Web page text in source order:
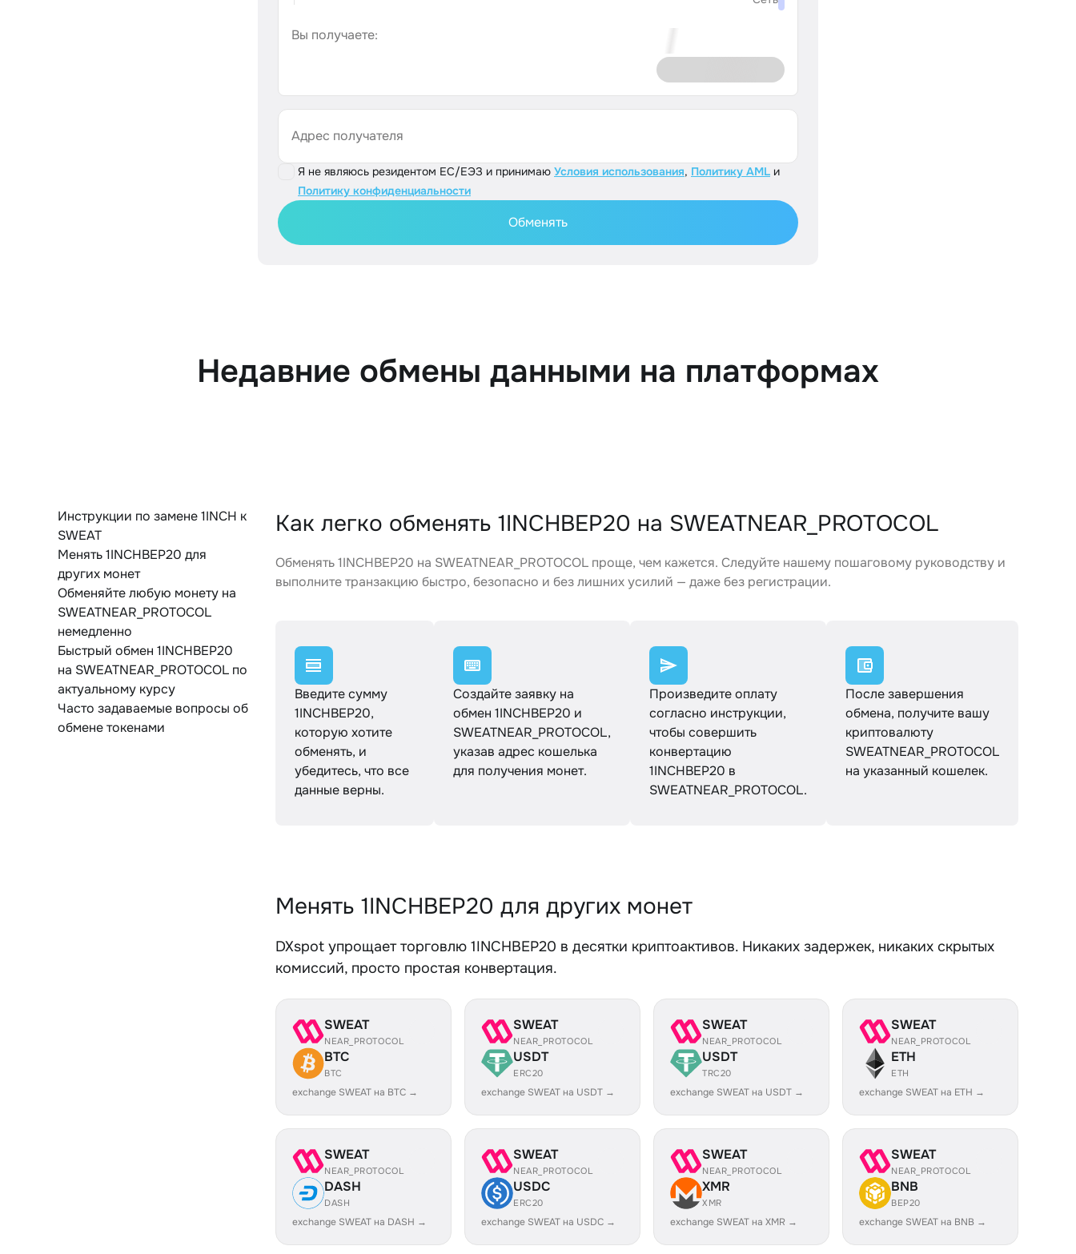
Вы получаете:
Адрес получателя
Я не являюсь резидентом ЕС/ЕЭЗ и принимаю Условия использования, Политику AML и
Политику конфиденциальности
Обменять
Недавние обмены данными на платформах
Инструкции по замене 1INCH к
SWEAT
Менять 1INCHBEP20 для
других монет
Обменяйте любую монету на
SWEATNEAR_PROTOCOL
немедленно
Быстрый обмен 1INCHBEP20
на SWEATNEAR_PROTOCOL по
актуальному курсу
Часто задаваемые вопросы об
обмене токенами
Как легко обменять 1INCHBEP20 на SWEATNEAR_PROTOCOL
Обменять 1INCHBEP20 на SWEATNEAR_PROTOCOL проще, чем кажется. Следуйте нашему пошаговому руководству и
выполните транзакцию быстро, безопасно и без лишних усилий — даже без регистрации.
Введите сумму
1INCHBEP20,
которую хотите
обменять, и
убедитесь, что все
данные верны.
Создайте заявку на
обмен 1INCHBEP20 и
SWEATNEAR_PROTOCOL,
указав адрес кошелька
для получения монет.
Произведите оплату
согласно инструкции,
чтобы совершить
конвертацию
1INCHBEP20 в
SWEATNEAR_PROTOCOL.
После завершения
обмена, получите вашу
криптовалюту
SWEATNEAR_PROTOCOL
на указанный кошелек.
Менять 1INCHBEP20 для других монет
DXspot упрощает торговлю 1INCHBEP20 в десятки криптоактивов. Никаких задержек, никаких скрытых
комиссий, просто простая конвертация.
SWEAT
NEAR_PROTOCOL
BTC
BTC
exchange SWEAT на BTC →
SWEAT
NEAR_PROTOCOL
USDT
ERC20
exchange SWEAT на USDT →
SWEAT
NEAR_PROTOCOL
USDT
TRC20
exchange SWEAT на USDT →
SWEAT
NEAR_PROTOCOL
ETH
ETH
exchange SWEAT на ETH →
SWEAT
NEAR_PROTOCOL
DASH
DASH
exchange SWEAT на DASH →
SWEAT
NEAR_PROTOCOL
USDC
ERC20
exchange SWEAT на USDC →
SWEAT
NEAR_PROTOCOL
XMR
XMR
exchange SWEAT на XMR →
SWEAT
NEAR_PROTOCOL
BNB
BEP20
exchange SWEAT на BNB →